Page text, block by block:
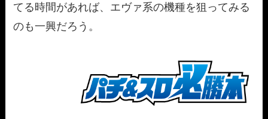
てる時間があれば、エヴァ系の機種を狙ってみる
のも一興だろう。